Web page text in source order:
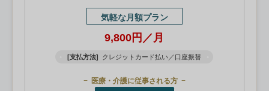
気軽な月額プラン
9,800円／月
[支払方法] クレジットカード払い／口座振替
医療・介護に従事される方